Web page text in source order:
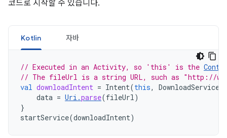
코드로 시작할 수 있습니다.
Kotlin 자바
// Executed in an Activity, so 'this' is the
// The fileUrl is a string URL, such as "http://
val downloadIntent = Intent(this, DownloadService
data = Uri .parse(fileUrl)
}
startService(downloadIntent)